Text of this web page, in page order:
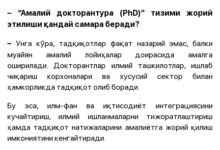
– “Амалий докторантура (PhD)” тизими жорий
этилиши қандай самара беради?
– Унга кўра, тадқиқотлар фақат назарий эмас, балки
муайян амалий лойиҳалар доирасида амалга
оширилади. Докторантлар илмий ташкилотлар, ишлаб
чиқариш корхоналари ва хусусий сектор билан
ҳамкорликда тадқиқот олиб боради.
Бу эса, илм-фан ва иқтисодиёт интеграциясини
кучайтириш, илмий ишланмаларни тижоратлаштириш
ҳамда тадқиқот натижаларини амалиётга жорий қилиш
имкониятини кенгайтиради.